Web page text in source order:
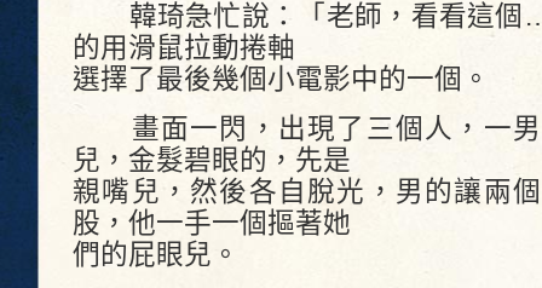
韓琦急忙說：「老師，看看這個
的用滑鼠拉動捲軸
選擇了最後幾個小電影中的一個。
畫面一閃，出現了三個人，一男
兒，金髮碧眼的，先是
親嘴兒，然後各自脫光，男的讓兩
股，他一手一個摳著她
們的屁眼兒。